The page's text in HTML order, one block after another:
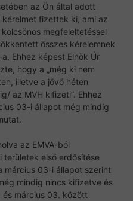
az Ön által adott
fizettek ki, ami az
megfeleltetéssel
összes kérelemnek
Ehhez képest Elnök Úr
hogy a „még ki nem
illetve a jövő héten
az MVH kifizeti”. Ehhez
03-i állapot még mindig
az EMVA-ból
első erdősítése
március 03-i állapot szerint
mindig nincs kifizetve és
március 03. között